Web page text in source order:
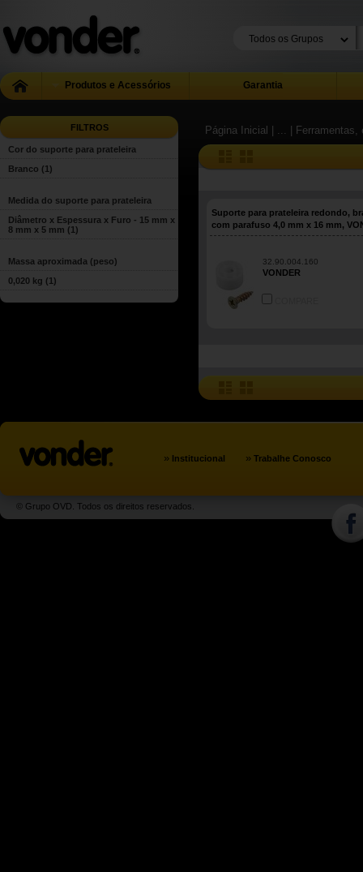
Produtos e Acessórios Garantia
FILTROS
Cor do suporte para prateleira
Branco (1)
Medida do suporte para prateleira
Diâmetro x Espessura x Furo - 15 mm x
8 mm x 5 mm (1)
Massa aproximada (peso)
0,020 kg (1)
Página Inicial | ... |
Suporte para prateleira redondo,
com parafuso 4,0 mm x 16 mm,
32.90.004.160
VONDER
» Institucional » Trabalhe Conosco
© Grupo OVD. Todos os direitos reservados.